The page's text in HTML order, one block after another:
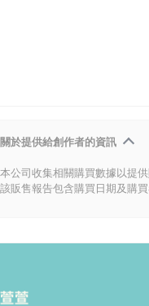
關於提供給創作者的資訊
本公司收集相關購買數據以提
該販售報告包含購買日期及購